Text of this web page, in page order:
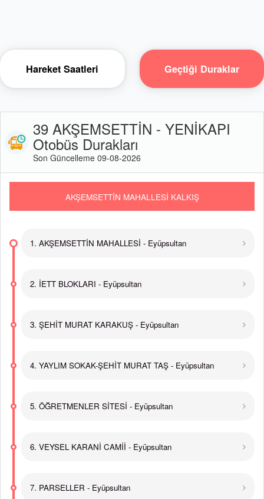
Hareket Saatleri Geçtiği Duraklar
39 AKŞEMSETTİN - YENİKAPI
Otobüs Durakları
Son Güncelleme 09-08-2026
AKŞEMSETTİN MAHALLESİ KALKIŞ
1. AKŞEMSETTİN MAHALLESİ - Eyüpsultan
2. İETT BLOKLARI - Eyüpsultan
3. ŞEHİT MURAT KARAKUŞ - Eyüpsultan
4. YAYLIM SOKAK-ŞEHİT MURAT TAŞ - Eyüpsultan
5. ÖĞRETMENLER SİTESİ - Eyüpsultan
6. VEYSEL KARANİ CAMİİ - Eyüpsultan
7. PARSELLER - Eyüpsultan